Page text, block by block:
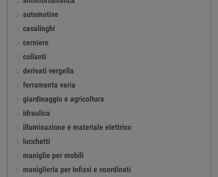
automotive
casalinghi
cerniere
collanti
derivati vergella
ferramenta varia
giardinaggio e agricoltura
idraulica
illuminazione e materiale elettrico
lucchetti
maniglie per mobili
maniglieria per infissi e coordinati